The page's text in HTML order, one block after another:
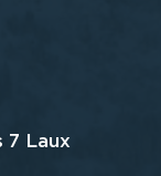
7 Laux